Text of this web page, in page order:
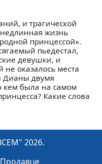
и трагической
жизнь
принцессой».
пьедестал,
девушки, и
не оказалось места
Дианы двумя
была на самом
Какие слова
2026.